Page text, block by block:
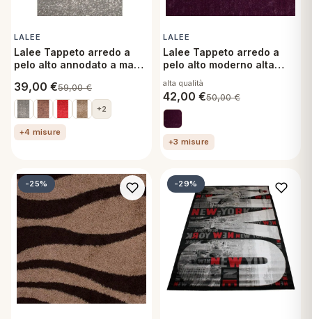
LALEE
Lalee Tappeto arredo a
pelo alto annodato a mano
cm Silver
39,00 €59,00€
+2
+4 misure
LALEE
Lalee Tappeto arredo a
pelo alto moderno alta
qualità Paris 60x110 cm
850 Violet
alta qualità
42,00 €50,00€
+3 misure
-25% -29%